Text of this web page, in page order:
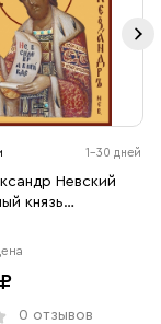
1-30 дней
Невский
князь
0 отзывов